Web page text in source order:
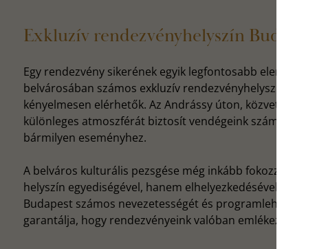
Exkluzív rendezvényhelyszín
Egy rendezvény sikerének egyik legfontosabb eleme a
belvárosában számos exkluzív rendezvényhelyszín
kényelmesen elérhetők. Az Andrássy úton, közvetlenül az
különleges atmoszférát biztosít vendégeink számára, és
bármilyen eseményhez.
A belváros kulturális pezsgése még inkább fokozza az itt
helyszín egyediségével, hanem elhelyezkedésével is
Budapest számos nevezetességét és
garantálja, hogy rendezvényeink valóban emlékezetesek